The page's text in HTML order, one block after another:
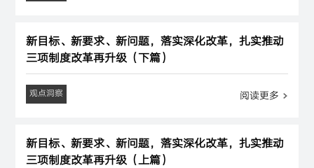
新目标、新要求、新问题，落实深化改革，扎实推动
三项制度改革再升级（下篇）
观点洞察 阅读更多
新目标、新要求、新问题，落实深化改革，扎实推动
三项制度改革再升级（上篇）